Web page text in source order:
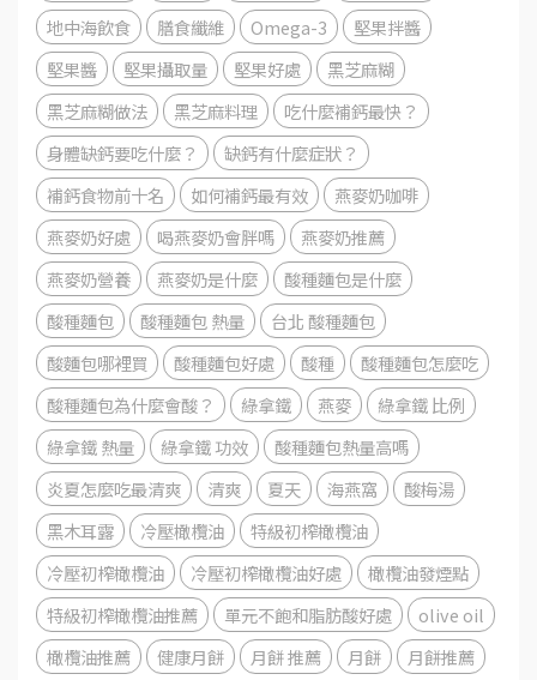
地中海飲食
膳食纖維 Omega-3
堅果拌醬
堅果醬
堅果攝取量 堅果好處
黑芝麻糊
黑芝麻糊做法
黑芝麻料理
吃什麼補鈣最快？
身體缺鈣要吃什麼？
缺鈣有什麼症狀？
補鈣食物前十名
如何補鈣最有效
燕麥奶咖啡
燕麥奶好處
喝燕麥奶會胖嗎
燕麥奶推薦
燕麥奶營養
燕麥奶是什麼
酸種麵包是什麼
酸種麵包
酸種麵包 熱量
台北 酸種麵包
酸麵包哪裡買
酸種麵包好處 酸種
酸種麵包怎麼吃
酸種麵包為什麼會酸？
綠拿鐵 燕麥
綠拿鐵 比例
綠拿鐵 熱量
綠拿鐵 功效
酸種麵包熱量高嗎
炎夏怎麼吃最清爽
清爽 夏天 海燕窩
酸梅湯
黑木耳露
冷壓橄欖油
特級初榨橄欖油
冷壓初榨橄欖油
冷壓初榨橄欖油好處
橄欖油發煙點
特級初榨橄欖油推薦
單元不飽和脂肪酸好處
olive oil
橄欖油推薦
健康月餅 月餅 推薦 月餅
月餅推薦